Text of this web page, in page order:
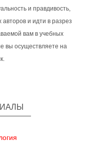
и правдивость,
и идти в разрез
вам в учебных
вы осуществляете на